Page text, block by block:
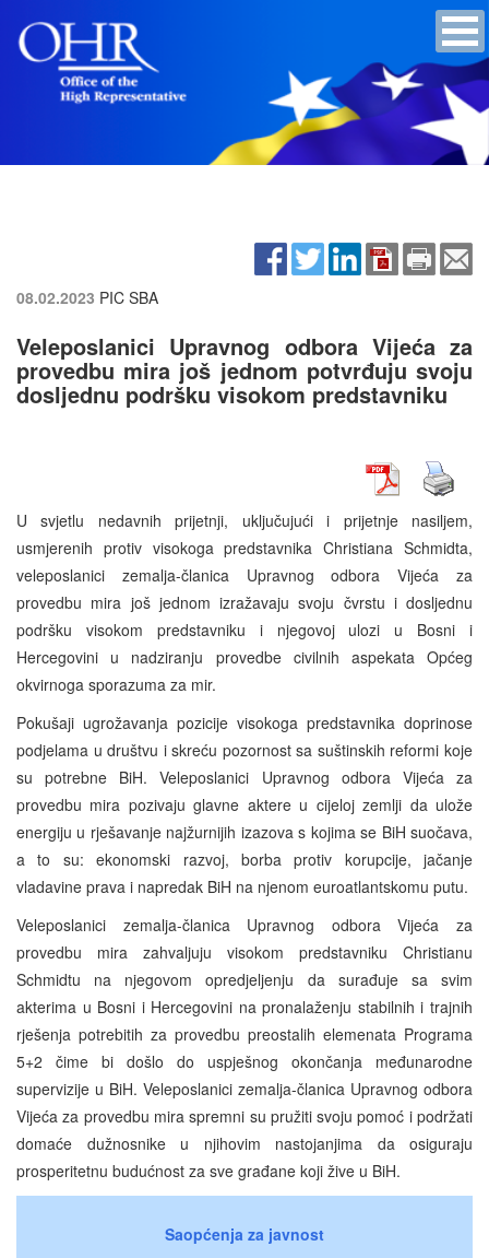
08.02.2023 PIC SBA
Veleposlanici Upravnog odbora Vijeća za
provedbu mira još jednom potvrđuju svoju
dosljednu podršku visokom predstavniku
U svjetlu nedavnih prijetnji, uključujući i prijetnje nasiljem,
usmjerenih protiv visokoga predstavnika Christiana Schmidta,
veleposlanici zemalja-članica Upravnog odbora Vijeća za
provedbu mira još jednom izražavaju svoju čvrstu i dosljednu
podršku visokom predstavniku i njegovoj ulozi u Bosni i
Hercegovini u nadziranju provedbe civilnih aspekata Općeg
okvirnoga sporazuma za mir.
Pokušaji ugrožavanja pozicije visokoga predstavnika doprinose
podjelama u društvu i skreću pozornost sa suštinskih reformi koje
su potrebne BiH. Veleposlanici Upravnog odbora Vijeća za
provedbu mira pozivaju glavne aktere u cijeloj zemlji da ulože
energiju u rješavanje najžurnijih izazova s kojima se BiH suočava,
a to su: ekonomski razvoj, borba protiv korupcije, jačanje
vladavine prava i napredak BiH na njenom euroatlantskomu putu.
Veleposlanici zemalja-članica Upravnog odbora Vijeća za
provedbu mira zahvaljuju visokom predstavniku Christianu
Schmidtu na njegovom opredjeljenju da surađuje sa svim
akterima u Bosni i Hercegovini na pronalaženju stabilnih i trajnih
rješenja potrebitih za provedbu preostalih elemenata Programa
5+2 čime bi došlo do uspješnog okončanja međunarodne
supervizije u BiH. Veleposlanici zemalja-članica Upravnog odbora
Vijeća za provedbu mira spremni su pružiti svoju pomoć i podržati
domaće dužnosnike u njihovim nastojanjima da osiguraju
prosperitetnu budućnost za sve građane koji žive u BiH.
Saopćenja za javnost